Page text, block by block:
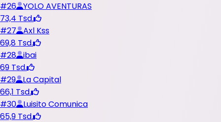
#26
YOLO AVENTURAS
73,4 Tsd.
#27
Axl Kss
69,8 Tsd.
#28
ibai
69 Tsd.
#29
La Capital
66,1 Tsd.
#30
Luisito Comunica
65,9 Tsd.